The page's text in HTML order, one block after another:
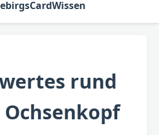
Wissen
rund